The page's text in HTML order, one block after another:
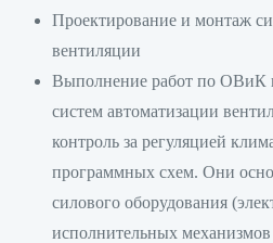
Проектирование и монтаж
вентиляции
Выполнение работ по ОВиК
систем автоматизации
контроль за регуляцией
программных схем. Они
силового оборудования
исполнительных